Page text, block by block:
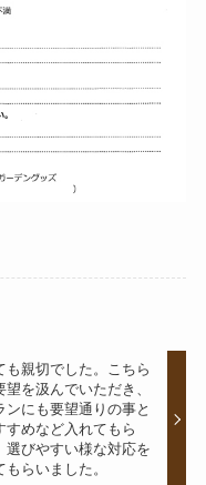
も親切でした。こちら
望を汲んでいただき、
ンにも要望通りの事と
すめなど入れてもら
選びやすい様な対応を
もらいました。